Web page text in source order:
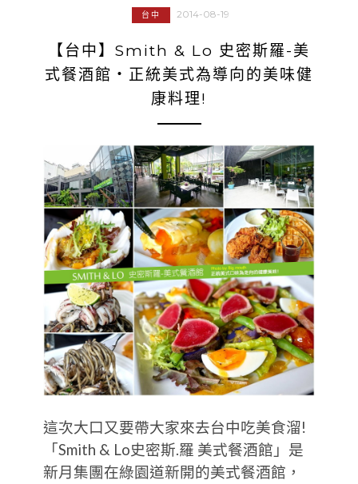
台中 2014-08-19
【台中】Smith & Lo 史密斯羅-美
式餐酒館‧正統美式為導向的美味健
康料理!
這次大口又要帶大家來去台中吃美食溜!
「Smith & Lo史密斯.羅 美式餐酒館」是
新月集團在綠園道新開的美式餐酒館，